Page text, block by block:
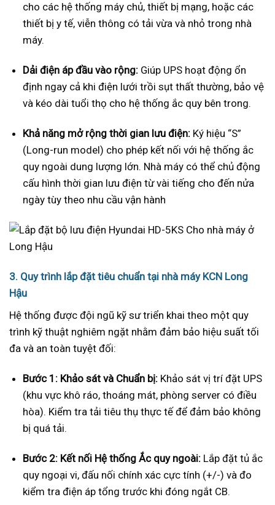
cho các hệ thống máy chủ, thiết bị mạng, hoặc các
thiết bị y tế, viễn thông có tải vừa và nhỏ trong nhà
máy.
Dải điện áp đầu vào rộng: Giúp UPS hoạt động ổn
định ngay cả khi điện lưới trồi sụt thất thường, bảo vệ
và kéo dài tuổi thọ cho hệ thống ắc quy bên trong.
Khả năng mở rộng thời gian lưu điện: Ký hiệu “S”
(Long-run model) cho phép kết nối với hệ thống ắc
quy ngoài dung lượng lớn. Nhà máy có thể chủ động
cấu hình thời gian lưu điện từ vài tiếng cho đến nửa
ngày tùy theo nhu cầu vận hành
3. Quy trình lắp đặt tiêu chuẩn tại nhà máy KCN Long
Hậu
Hệ thống được đội ngũ kỹ sư triển khai theo một quy
trình kỹ thuật nghiêm ngặt nhằm đảm bảo hiệu suất tối
đa và an toàn tuyệt đối:
Bước 1: Khảo sát và Chuẩn bị: Khảo sát vị trí đặt UPS
(khu vực khô ráo, thoáng mát, phòng server có điều
hòa). Kiểm tra tải tiêu thụ thực tế để đảm bảo không
bị quá tải.
Bước 2: Kết nối Hệ thống Ắc quy ngoài: Lắp đặt tủ ắc
quy ngoại vi, đấu nối chính xác cực tính (+/-) và đo
kiểm tra điện áp tổng trước khi đóng ngắt CB.